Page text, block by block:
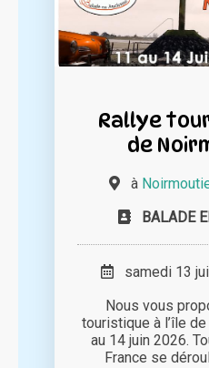
Rallye
de
à
BALADE
samedi 13
Nous vous
touristique à l’île
au 14 juin 2026.
France se